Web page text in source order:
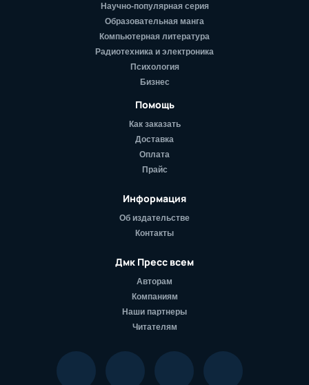
Научно-популярная серия
Образовательная манга
Компьютерная литература
Радиотехника и электроника
Психология
Бизнес
Помощь
Как заказать
Доставка
Оплата
Прайс
Информация
Об издательстве
Контакты
Дмк Пресс всем
Авторам
Компаниям
Наши партнеры
Читателям